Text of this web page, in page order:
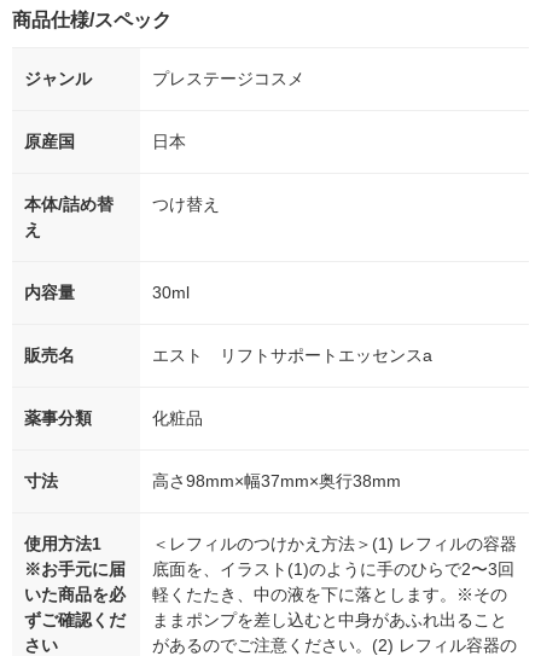
商品仕様/スペック
ジャンル プレステージコスメ
原産国 日本
本体/詰め替
え
つけ替え
内容量 30ml
販売名 エスト リフトサポートエッセンスa
薬事分類 化粧品
寸法 高さ98mm×幅37mm×奥行38mm
使用方法1
※お手元に届
いた商品を必
ずご確認くだ
さい
＜レフィルのつけかえ方法＞(1) レフィルの容器
底面を、イラスト(1)のように手のひらで2〜3回
軽くたたき、中の液を下に落とします。※その
ままポンプを差し込むと中身があふれ出ること
があるのでご注意ください。(2) レフィル容器の